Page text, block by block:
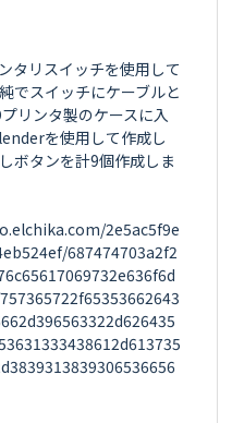
タリスイッチを使用して
でスイッチにケーブルと
リンタ製のケースに入
を使用して作成し
ボタンを計9個作成しま
2e5ac5f9e
687474703a2f2